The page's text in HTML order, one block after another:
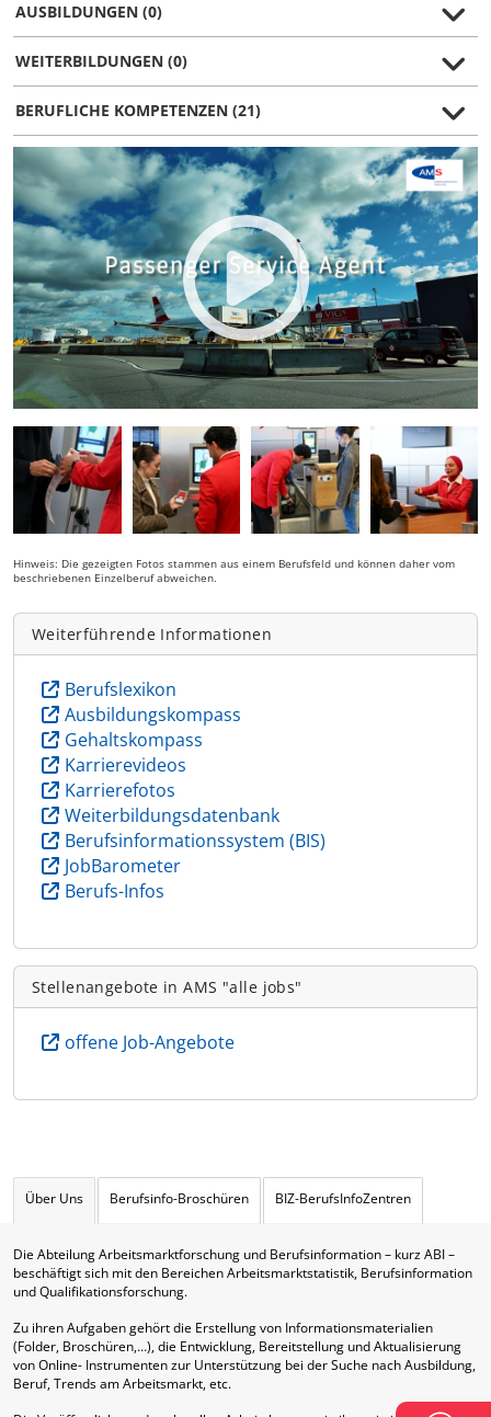
AUSBILDUNGEN (0)
WEITERBILDUNGEN (0)
BERUFLICHE KOMPETENZEN (21)
Hinweis: Die gezeigten Fotos stammen aus einem Berufsfeld und können daher vom
beschriebenen Einzelberuf abweichen.
Weiterführende Informationen
Berufslexikon
Ausbildungskompass
Gehaltskompass
Karrierevideos
Karrierefotos
Weiterbildungsdatenbank
Berufsinformationssystem (BIS)
JobBarometer
Berufs-Infos
Stellenangebote in AMS "alle jobs"
offene Job-Angebote
Über Uns Berufsinfo-Broschüren BIZ-BerufsInfoZentren
Die Abteilung Arbeitsmarktforschung und Berufsinformation – kurz ABI –
beschäftigt sich mit den Bereichen Arbeitsmarktstatistik, Berufsinformation
und Qualifikationsforschung.
Zu ihren Aufgaben gehört die Erstellung von Informationsmaterialien
(Folder, Broschüren,…), die Entwicklung, Bereitstellung und Aktualisierung
von Online- Instrumenten zur Unterstützung bei der Suche nach Ausbildung,
Beruf, Trends am Arbeitsmarkt, etc.